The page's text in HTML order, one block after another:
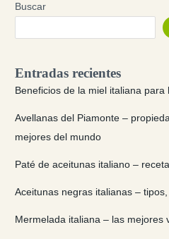
Buscar
Entradas recientes
Beneficios de la miel italiana para
Avellanas del Piamonte –
mejores del mundo
Paté de aceitunas italiano –
Aceitunas negras italianas –
Mermelada italiana – las mejores